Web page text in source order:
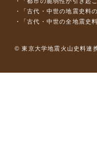
「古代・中世の地震史
「古代・中世の全地震
© 東京大学地震火山史料連